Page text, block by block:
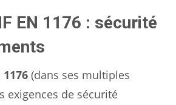
EN 1176 : sécurité
(dans ses multiples
exigences de sécurité